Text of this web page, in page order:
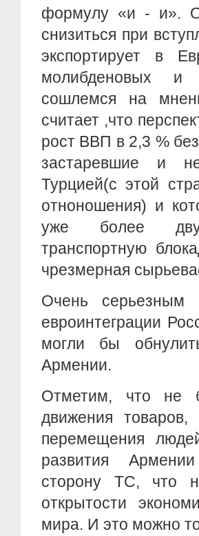
формулу «и - и».
снизиться при
экспортирует в
молибденовых и
сошлемся на
считает ,что
рост ВВП в 2,3 %
застаревшие и
Турцией(с этой
отноношения) и
уже более двух
транспортную
чрезмерная
Очень серьезным
евроинтеграции
могли бы
Армении.
Отметим, что не
движения товаров,
перемещения
развития
сторону ТС, что
открытости
мира. И это можно